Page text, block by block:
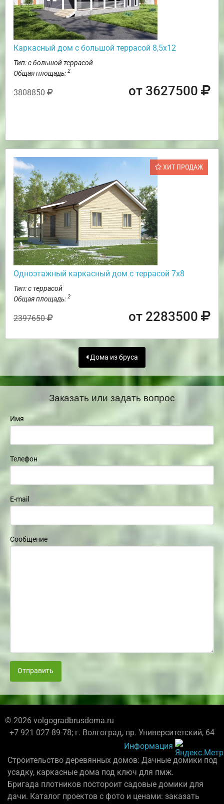
Каркасный дом с большой террасой 8,5х12
Тип: с большой террасой
Общая площадь: 2
3808850 от 3627500
ХИТ ПРОДАЖ
Одноэтажный каркасный дом с террасой 7х8
Тип: с террасой
Общая площадь: 2
2397650 от 2283500
Дома из бруса
Заказать или задать вопрос
Имя
Телефон
E-mail
Сообщение
Отправить
© 2026 volgogradbrusdoma.ru
+7 921 027-89-78; г. Волгоград, пр. Университетский, 64
Информация
Строительство деревянных домов: Дачные домики под
усадку, каркасные дома под ключ для пмж.
Бригада плотников постороит садовые домики для
дачи. Каталог проектов с фото и ценами: заказать